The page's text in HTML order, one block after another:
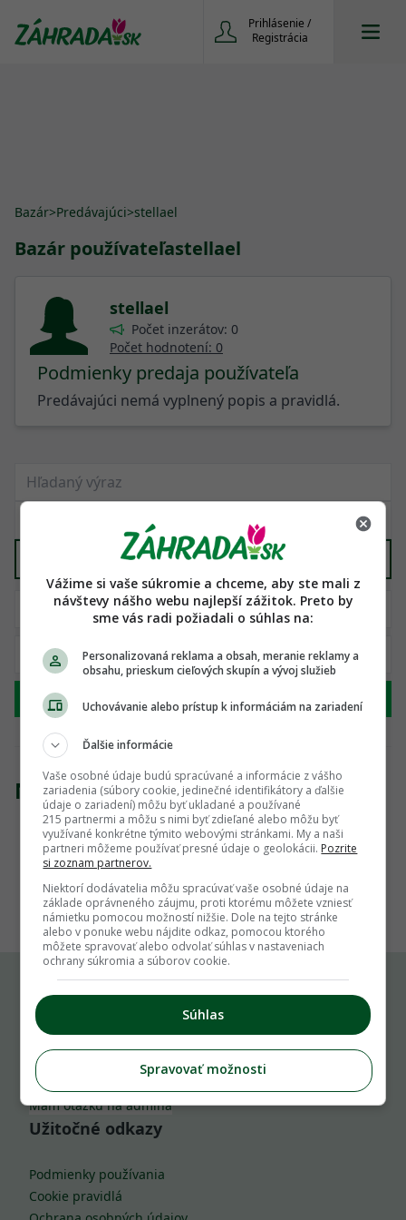
Prihlásenie /
Registrácia
Bazár>Predávajúci>stellael
Bazár používateľastellael
stellael
Počet inzerátov: 0
Počet hodnotení: 0
Podmienky predaja používateľa
Predávajúci nemá vyplnený popis a pravidlá.
Hľadať
Nenašli sme žiadny produkt
1
Komu môžeš napísať
info@zahrada.sk
Nahlás chybu
Mám otázku na admina
Užitočné odkazy
Podmienky používania
Cookie pravidlá
Vážime si vaše súkromie a chceme, aby ste mali z
návštevy nášho webu najlepší zážitok. Preto by
sme vás radi požiadali o súhlas na:
Personalizovaná reklama a obsah, meranie reklamy a
obsahu, prieskum cieľových skupín a vývoj služieb
Uchovávanie alebo prístup k informáciám na zariadení
Ďalšie informácie
Vaše osobné údaje budú spracúvané a informácie z vášho
zariadenia (súbory cookie, jedinečné identifikátory a ďalšie
údaje o zariadení) môžu byť ukladané a používané
215 partnermi a môžu s nimi byť zdieľané alebo môžu byť
využívané konkrétne týmito webovými stránkami. My a naši
partneri môžeme používať presné údaje o geolokácii. Pozrite
si zoznam partnerov.
Niektorí dodávatelia môžu spracúvať vaše osobné údaje na
základe oprávneného záujmu, proti ktorému môžete vzniesť
námietku pomocou možností nižšie. Dole na tejto stránke
alebo v ponuke webu nájdite odkaz, pomocou ktorého
môžete spravovať alebo odvolať súhlas v nastaveniach
ochrany súkromia a súborov cookie.
Súhlas
Spravovať možnosti